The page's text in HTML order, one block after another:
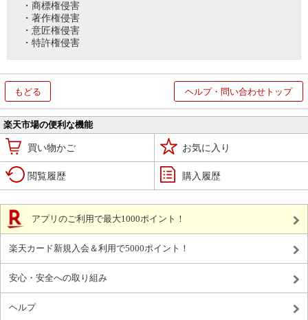
・商標権侵害
・著作権侵害
・意匠権侵害
・特許権侵害
もどる ヘルプ・問い合わせトップ
楽天市場の便利な機能
買い物かご お気に入り
閲覧履歴 購入履歴
アプリのご利用で最大1000ポイント！
楽天カード新規入会＆利用で5000ポイント！
安心・安全への取り組み
ヘルプ